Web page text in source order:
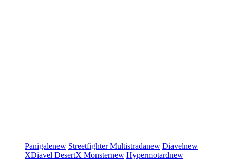
Panigalenew StreetfighterMultistradanew Diavelnew
XDiavel DesertX Monsternew Hypermotardnew